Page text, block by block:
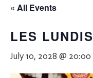
« All Events
LES LUNDIS
July 10, 2028 @ 20:00